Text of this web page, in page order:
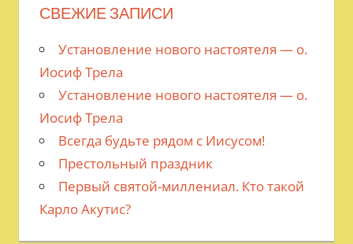
СВЕЖИЕ ЗАПИСИ
Установление нового настоятеля — о.
Иосиф Трела
Установление нового настоятеля — о.
Иосиф Трела
Всегда будьте рядом с Иисусом!
Престольный праздник
Первый святой-миллениал. Кто такой
Карло Акутис?